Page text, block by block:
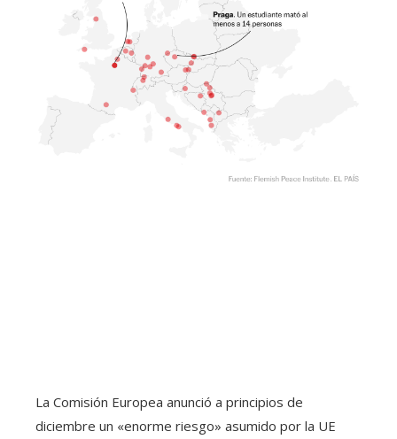
La Comisión Europea anunció a principios de
diciembre un «enorme riesgo» asumido por la UE